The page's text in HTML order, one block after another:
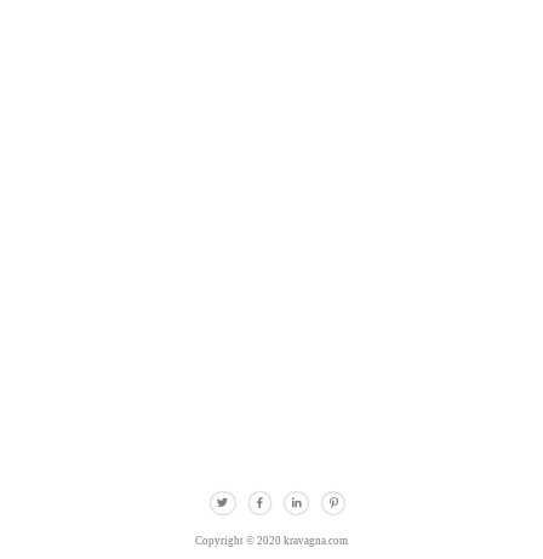
Copyright © 2020 kravagna.com